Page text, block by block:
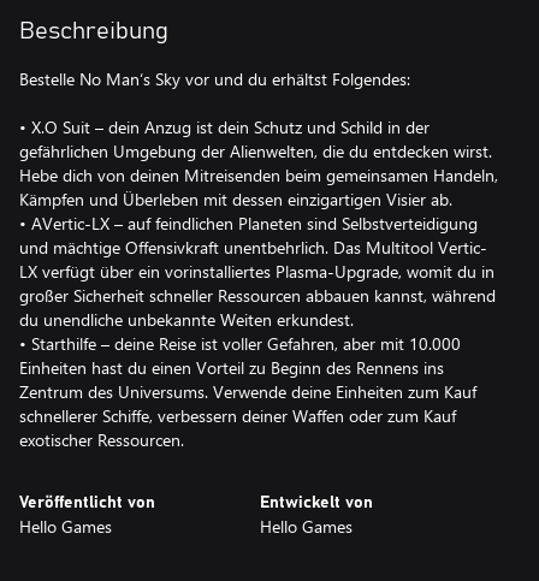
Beschreibung
Bestelle No Man‘s Sky vor und du erhältst Folgendes:
• X.O Suit – dein Anzug ist dein Schutz und Schild in der
gefährlichen Umgebung der Alienwelten, die du entdecken wirst.
Hebe dich von deinen Mitreisenden beim gemeinsamen Handeln,
Kämpfen und Überleben mit dessen einzigartigen Visier ab.
• AVertic-LX – auf feindlichen Planeten sind Selbstverteidigung
und mächtige Offensivkraft unentbehrlich. Das Multitool Vertic-
LX verfügt über ein vorinstalliertes Plasma-Upgrade, womit du in
großer Sicherheit schneller Ressourcen abbauen kannst, während
du unendliche unbekannte Weiten erkundest.
• Starthilfe – deine Reise ist voller Gefahren, aber mit 10.000
Einheiten hast du einen Vorteil zu Beginn des Rennens ins
Zentrum des Universums. Verwende deine Einheiten zum Kauf
schnellerer Schiffe, verbessern deiner Waffen oder zum Kauf
exotischer Ressourcen.
Veröffentlicht von
Hello Games
Entwickelt von
Hello Games